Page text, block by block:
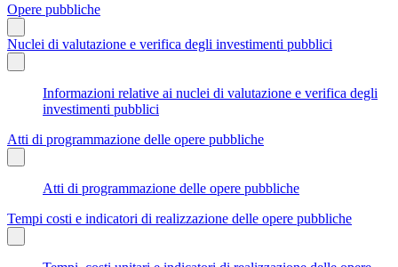
Opere pubbliche
Nuclei di valutazione e verifica degli investimenti pubblici
Informazioni relative ai nuclei di valutazione e verifica degli
investimenti pubblici
Atti di programmazione delle opere pubbliche
Atti di programmazione delle opere pubbliche
Tempi costi e indicatori di realizzazione delle opere pubbliche